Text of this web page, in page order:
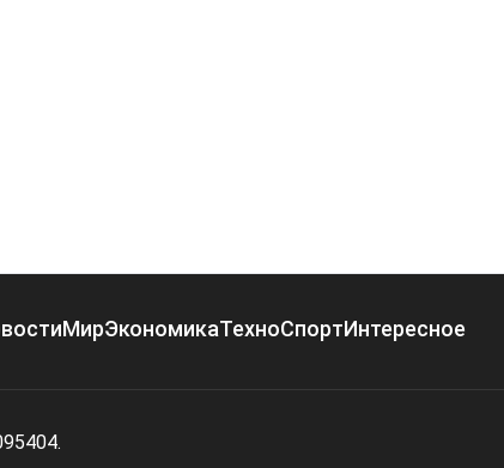
МирЭкономикаТехноСпортИнтересное